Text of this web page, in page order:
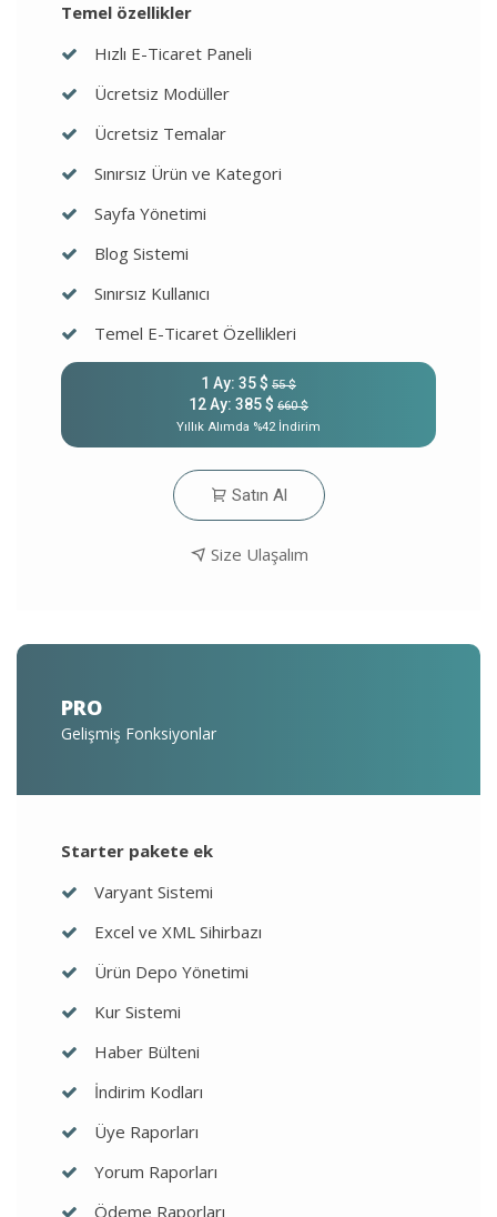
Temel özellikler
Hızlı E-Ticaret Paneli
Ücretsiz Modüller
Ücretsiz Temalar
Sınırsız Ürün ve Kategori
Sayfa Yönetimi
Blog Sistemi
Sınırsız Kullanıcı
Temel E-Ticaret Özellikleri
1 Ay: 35 $ 55 $
12 Ay: 385 $ 660 $
Yıllık Alımda %42 İndirim
Satın Al
Size Ulaşalım
PRO
Gelişmiş Fonksiyonlar
Starter pakete ek
Varyant Sistemi
Excel ve XML Sihirbazı
Ürün Depo Yönetimi
Kur Sistemi
Haber Bülteni
İndirim Kodları
Üye Raporları
Yorum Raporları
Ödeme Raporları